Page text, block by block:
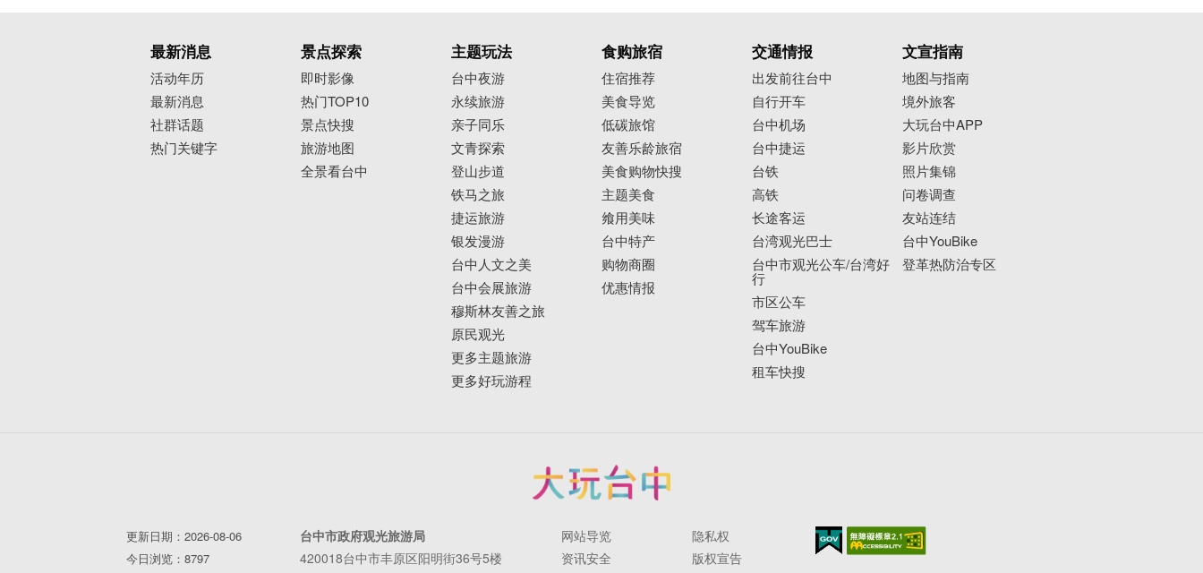
最新消息
活动年历
最新消息
社群话题
热门关键字
景点探索
即时影像
热门TOP10
景点快搜
旅游地图
全景看台中
主题玩法
台中夜游
永续旅游
亲子同乐
文青探索
登山步道
铁马之旅
捷运旅游
银发漫游
台中人文之美
台中会展旅游
穆斯林友善之旅
原民观光
更多主题旅游
更多好玩游程
食购旅宿
住宿推荐
美食导览
低碳旅馆
友善乐龄旅宿
美食购物快搜
主题美食
飨用美味
台中特产
购物商圈
优惠情报
交通情报
出发前往台中
自行开车
台中机场
台中捷运
台铁
高铁
长途客运
台湾观光巴士
台中市观光公车/台湾好
行
市区公车
驾车旅游
台中YouBike
租车快搜
文宣指南
地图与指南
境外旅客
大玩台中APP
影片欣赏
照片集锦
问卷调查
友站连结
台中YouBike
登革热防治专区
更新日期：2026-08-06
今日浏览：8797
台中市政府观光旅游局
420018台中市丰原区阳明街36号5楼
网站导览
隐私权
资讯安全
版权宣告